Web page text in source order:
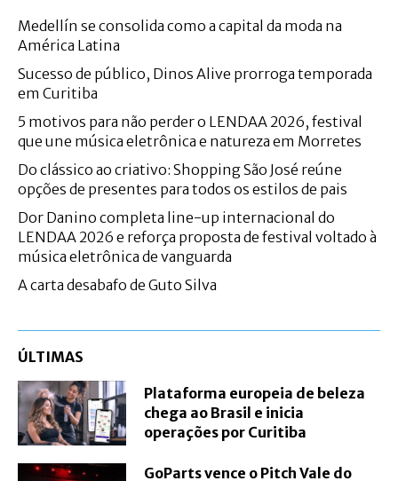
Medellín se consolida como a capital da moda na
América Latina
Sucesso de público, Dinos Alive prorroga temporada
em Curitiba
5 motivos para não perder o LENDAA 2026, festival
que une música eletrônica e natureza em Morretes
Do clássico ao criativo: Shopping São José reúne
opções de presentes para todos os estilos de pais
Dor Danino completa line-up internacional do
LENDAA 2026 e reforça proposta de festival voltado à
música eletrônica de vanguarda
A carta desabafo de Guto Silva
ÚLTIMAS
Plataforma europeia de beleza
chega ao Brasil e inicia
operações por Curitiba
GoParts vence o Pitch Vale do